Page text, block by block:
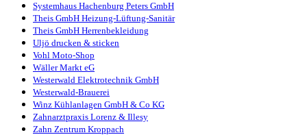
Systemhaus Hachenburg Peters GmbH
Theis GmbH Heizung-Lüftung-Sanitär
Theis GmbH Herrenbekleidung
Uljö drucken & sticken
Vohl Moto-Shop
Wäller Markt eG
Westerwald Elektrotechnik GmbH
Westerwald-Brauerei
Winz Kühlanlagen GmbH & Co KG
Zahnarztpraxis Lorenz & Illesy
Zahn Zentrum Kroppach